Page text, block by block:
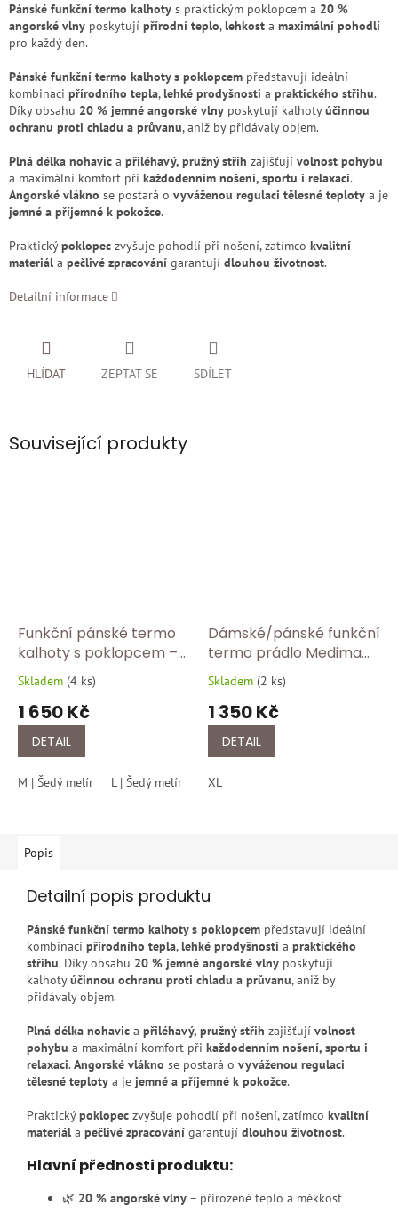
Pánské funkční termo kalhoty s praktickým poklopcem a 20 %
angorské vlny poskytují přírodní teplo,lehkost a maximální pohodlí
pro každý den.
Pánské funkční termo kalhoty s poklopcem představují ideální
kombinaci přírodního tepla,lehké prodyšnosti a praktického střihu.
Díky obsahu 20 % jemné angorské vlny poskytují kalhotyúčinnou
ochranu proti chladu a průvanu, aniž by přidávaly objem.
Plná délka nohavic a přiléhavý, pružný střih zajišťují volnost pohybu
a maximální komfort při každodenním nošení, sportu i relaxaci.
Angorské vlákno se postará o vyváženou regulaci tělesné teploty a je
jemné a příjemné k pokožce.
Praktickýpoklopec zvyšuje pohodlí při nošení, zatímco kvalitní
materiál a pečlivé zpracování garantují dlouhou životnost.
Detailní informace
ZEPTAT SE
HLÍDAT SDÍLET
Související produkty
Funkční pánské termo
kalhoty s poklopcem –
dlouhé spodní prádlo z
angory 1027/770
Průměrné
produktu
5,0
5
Skladem (4 ks)
1 650 Kč
DETAIL
M | Šedý melír L | Šedý melír XL | Šedý melír
Dámské/pánské funkční
termo prádlo Medima
1199 – poslední kusy
skladem!
Průměrné
produktu
4,5
5
Skladem (2 ks)
1 350 Kč
DETAIL
XL
Popis
Detailní popis produktu
Pánské funkční termo kalhoty s poklopcem představují ideální
kombinaci přírodního tepla,lehké prodyšnosti a praktického
střihu. Díky obsahu 20 % jemné angorské vlny poskytují
kalhotyúčinnou ochranu proti chladu a průvanu, aniž by
přidávaly objem.
Plná délka nohavic a přiléhavý, pružný střih zajišťují volnost
pohybu a maximální komfort při každodenním nošení, sportu i
relaxaci.Angorské vlákno se postará o vyváženou regulaci
tělesné teploty a je jemné a příjemné k pokožce.
Praktickýpoklopec zvyšuje pohodlí při nošení, zatímco kvalitní
materiál a pečlivé zpracování garantují dlouhou životnost.
Hlavní přednosti produktu:
🌿 20 % angorské vlny – přirozené teplo a měkkost